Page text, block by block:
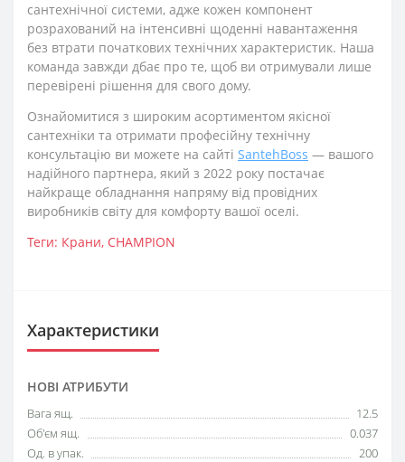
сантехнічної системи, адже кожен компонент
розрахований на інтенсивні щоденні навантаження
без втрати початкових технічних характеристик. Наша
команда завжди дбає про те, щоб ви отримували лише
перевірені рішення для свого дому.
Ознайомитися з широким асортиментом якісної
сантехніки та отримати професійну технічну
консультацію ви можете на сайті SantehBoss — вашого
надійного партнера, який з 2022 року постачає
найкраще обладнання напряму від провідних
виробників світу для комфорту вашої оселі.
Теги: Крани, CHAMPION
Характеристики
НОВІ АТРИБУТИ
Вага ящ.
12.5
Об'єм ящ.
0.037
Од. в упак.
200